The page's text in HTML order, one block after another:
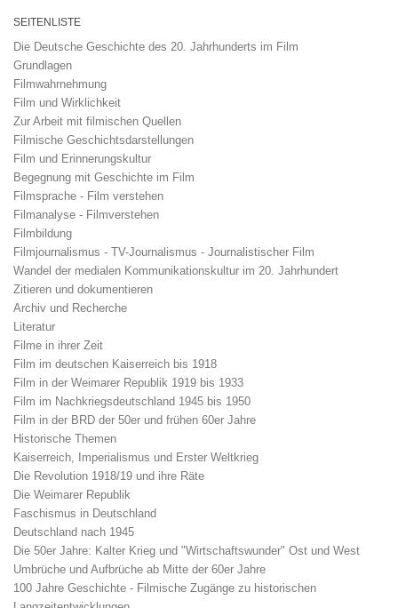
SEITENLISTE
Die Deutsche Geschichte des 20. Jahrhunderts im Film
Grundlagen
Filmwahrnehmung
Film und Wirklichkeit
Zur Arbeit mit filmischen Quellen
Filmische Geschichtsdarstellungen
Film und Erinnerungskultur
Begegnung mit Geschichte im Film
Filmsprache - Film verstehen
Filmanalyse - Filmverstehen
Filmbildung
Filmjournalismus - TV-Journalismus - Journalistischer Film
Wandel der medialen Kommunikationskultur im 20. Jahrhundert
Zitieren und dokumentieren
Archiv und Recherche
Literatur
Filme in ihrer Zeit
Film im deutschen Kaiserreich bis 1918
Film in der Weimarer Republik 1919 bis 1933
Film im Nachkriegsdeutschland 1945 bis 1950
Film in der BRD der 50er und frühen 60er Jahre
Historische Themen
Kaiserreich, Imperialismus und Erster Weltkrieg
Die Revolution 1918/19 und ihre Räte
Die Weimarer Republik
Faschismus in Deutschland
Deutschland nach 1945
Die 50er Jahre: Kalter Krieg und "Wirtschaftswunder" Ost und West
Umbrüche und Aufbrüche ab Mitte der 60er Jahre
100 Jahre Geschichte - Filmische Zugänge zu historischen